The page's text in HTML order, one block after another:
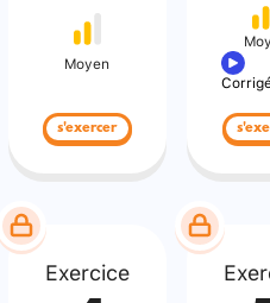
Moyen
s'exercer
Exercice